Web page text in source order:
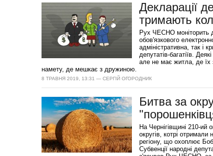
Декларації
тримають
Рух ЧЕСНО моніторить
обов'язкового
адміністративна, так і
депутатів-багатіїв.
але не має житла, де їх
намету, де мешкає з дружиною.
8 ТРАВНЯ 2019, 13:31 — СЕРГІЙ ОГОРОДНИК
Битва за
На Чернігівщині 210-
округів, котрі
регіону, що охоплює
Субвенції народні